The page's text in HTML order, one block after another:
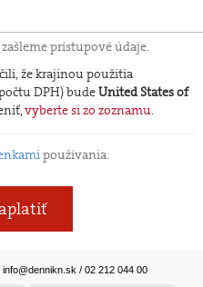
prístupové údaje.
že krajinou použitia
DPH) budeUnited States of
vyberte si zo zoznamu.
používania.
a zaplatiť
info@dennikn.sk / 02 212 044 00